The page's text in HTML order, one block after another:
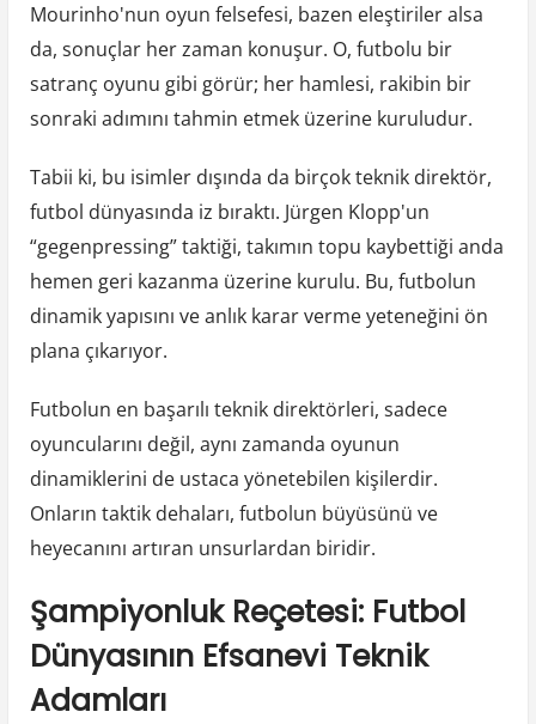
Mourinho'nun oyun felsefesi, bazen eleştiriler alsa
da, sonuçlar her zaman konuşur. O, futbolu bir
satranç oyunu gibi görür; her hamlesi, rakibin bir
sonraki adımını tahmin etmek üzerine kuruludur.
Tabii ki, bu isimler dışında da birçok teknik direktör,
futbol dünyasında iz bıraktı. Jürgen Klopp'un
“gegenpressing” taktiği, takımın topu kaybettiği anda
hemen geri kazanma üzerine kurulu. Bu, futbolun
dinamik yapısını ve anlık karar verme yeteneğini ön
plana çıkarıyor.
Futbolun en başarılı teknik direktörleri, sadece
oyuncularını değil, aynı zamanda oyunun
dinamiklerini de ustaca yönetebilen kişilerdir.
Onların taktik dehaları, futbolun büyüsünü ve
heyecanını artıran unsurlardan biridir.
Şampiyonluk Reçetesi: Futbol
Dünyasının Efsanevi Teknik
Adamları